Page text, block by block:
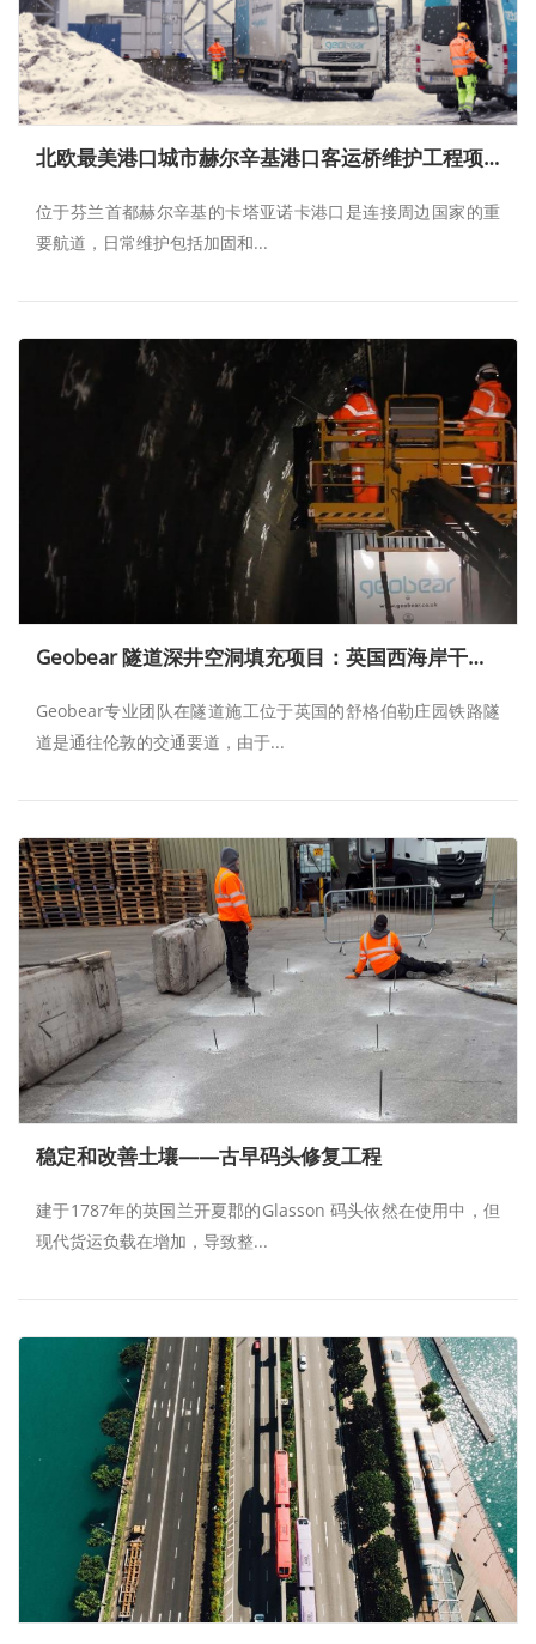
北欧最美港口城市赫尔辛基港口客运桥维护工程项目
位于芬兰首都赫尔辛基的卡塔亚诺卡港口是连接周边国家的重
要航道，日常维护包括加固和...
Geobear 隧道深井空洞填充项目：英国西海岸干线—舒格伯勒庄园铁路隧道
Geobear专业团队在隧道施工位于英国的舒格伯勒庄园铁路隧
道是通往伦敦的交通要道，由于...
稳定和改善土壤——古早码头修复工程
建于1787年的英国兰开夏郡的Glasson 码头依然在使用中，但
现代货运负载在增加，导致整...